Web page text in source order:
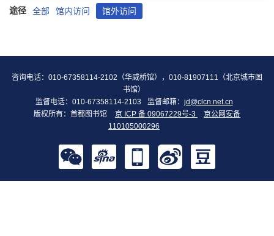
途径 全部 馆内访问 馆外访问
咨询电话：010-67358114-2102（华威桥馆），010-81907111（北京城市图
书馆）
监督电话：010-67358114-2103
监督邮箱： jd@clcn.net.cn
版权所有：首都图书馆
京 ICP 备 09067229号-3
京公网安备
110105000296